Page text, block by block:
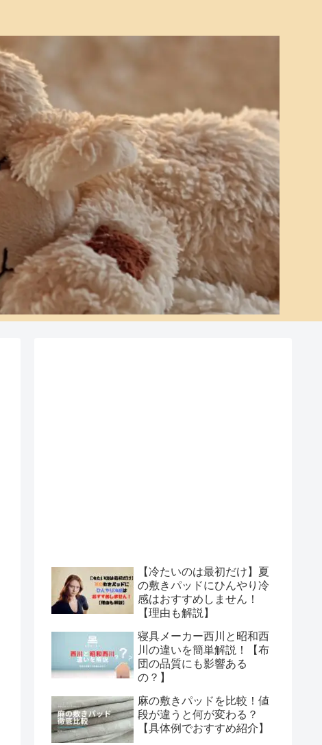
【冷たいのは最初だけ】夏
の敷きパッドにひんやり冷
感はおすすめしません！
【理由も解説】
寝具メーカー西川と昭和西
川の違いを簡単解説！【布
団の品質にも影響ある
の？】
麻の敷きパッドを比較！値
段が違うと何が変わる？
【具体例でおすすめ紹介】